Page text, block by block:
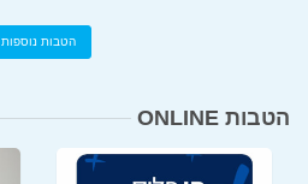
הטבות נוספות
הטבות ONLINE